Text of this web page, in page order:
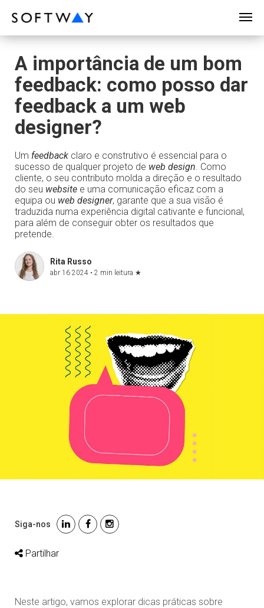
A importância de um bom
feedback: como posso dar
feedback a um web
designer?
Um feedback claro e construtivo é essencial para o
sucesso de qualquer projeto de web design. Como
cliente, o seu contributo molda a direção e o resultado
do seu website e uma comunicação eficaz com a
equipa ou web designer, garante que a sua visão é
traduzida numa experiência digital cativante e funcional,
para além de conseguir obter os resultados que
pretende.
Rita Russo
abr 16 2024 • 2 min leitura ★
Siga-nos
Partilhar
Neste artigo, vamos explorar dicas práticas sobre